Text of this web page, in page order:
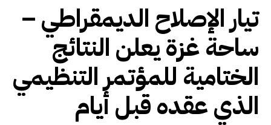
تيار الإصلاح الديمقراطي –
ساحة غزة يعلن النتائج
الختامية للمؤتمر التنظيمي
الذي عقده قبل أيام